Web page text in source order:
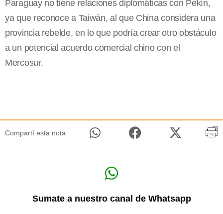
Paraguay no tiene relaciones diplomáticas con Pekín,
ya que reconoce a Taiwán, al que China considera una
provincia rebelde, en lo que podría crear otro obstáculo
a un potencial acuerdo comercial chino con el
Mercosur.
Compartí esta nota
Sumate a nuestro canal de Whatsapp